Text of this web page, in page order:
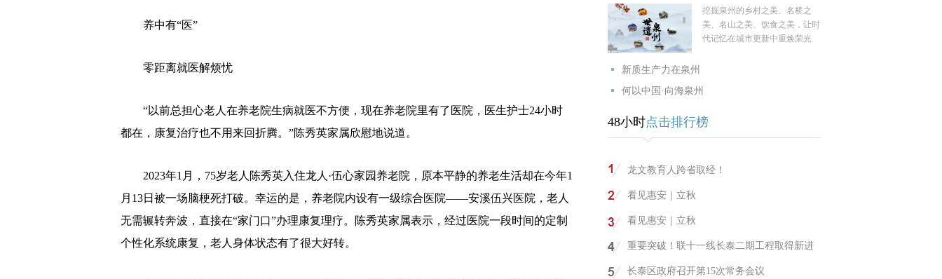
养中有“医”
零距离就医解烦忧
“以前总担心老人在养老院生病就医不方便，现在养老院里有了医院，医生护士24小时
都在，康复治疗也不用来回折腾。”陈秀英家属欣慰地说道。
2023年1月，75岁老人陈秀英入住龙人·伍心家园养老院，原本平静的养老生活却在今年1
月13日被一场脑梗死打破。幸运的是，养老院内设有一级综合医院——安溪伍兴医院，老人
无需辗转奔波，直接在“家门口”办理康复理疗。陈秀英家属表示，经过医院一段时间的定制
个性化系统康复，老人身体状态有了很大好转。
挖掘泉州的乡村之美、名桥之
美、名山之美、饮食之美，让时
代记忆在城市更新中重焕荣光
新质生产力在泉州
何以中国·向海泉州
48小时点击排行榜
龙文教育人跨省取经！
看见惠安｜立秋
看见惠安｜立秋
重要突破！联十一线长泰二期工程取得新进
长泰区政府召开第15次常务会议